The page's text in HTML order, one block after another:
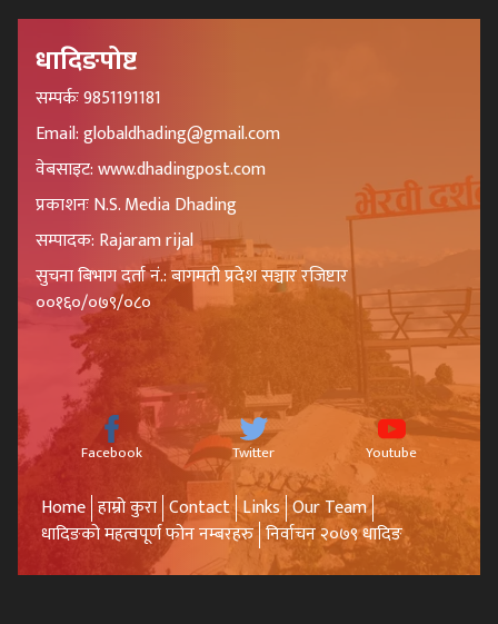
धादिङपोष्ट
सम्पर्कः 9851191181
Email: globaldhading@gmail.com
वेबसाइट: www.dhadingpost.com
प्रकाशनः N.S. Media Dhading
सम्पादक: Rajaram rijal
सुचना बिभाग दर्ता नं.: बागमती प्रदेश सञ्चार रजिष्टार
००१६०/०७९/०८०
Facebook Twitter Youtube
Home हाम्रो कुरा Contact Links Our Team
धादिङको महत्वपूर्ण फोन नम्बरहरु निर्वाचन २०७९ धादिङ